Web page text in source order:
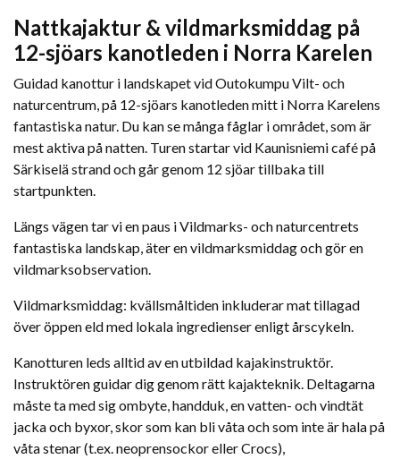
Nattkajaktur & vildmarksmiddag på
12-sjöars kanotleden i Norra Karelen
Guidad kanottur i landskapet vid Outokumpu Vilt- och
naturcentrum, på 12-sjöars kanotleden mitt i Norra Karelens
fantastiska natur. Du kan se många fåglar i området, som är
mest aktiva på natten. Turen startar vid Kaunisniemi café på
Särkiselä strand och går genom 12 sjöar tillbaka till
startpunkten.
Längs vägen tar vi en paus i Vildmarks- och naturcentrets
fantastiska landskap, äter en vildmarksmiddag och gör en
vildmarksobservation.
Vildmarksmiddag: kvällsmåltiden inkluderar mat tillagad
över öppen eld med lokala ingredienser enligt årscykeln.
Kanotturen leds alltid av en utbildad kajakinstruktör.
Instruktören guidar dig genom rätt kajakteknik. Deltagarna
måste ta med sig ombyte, handduk, en vatten- och vindtät
jacka och byxor, skor som kan bli våta och som inte är hala på
våta stenar (t.ex. neoprensockor eller Crocs),